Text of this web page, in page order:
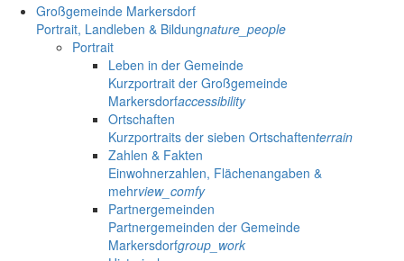
Großgemeinde Markersdorf
Portrait, Landleben & Bildungnature_people
Portrait
Leben in der Gemeinde
Kurzportrait der Großgemeinde
Markersdorfaccessibility
Ortschaften
Kurzportraits der sieben Ortschaftenterrain
Zahlen & Fakten
Einwohnerzahlen, Flächenangaben &
mehrview_comfy
Partnergemeinden
Partnergemeinden der Gemeinde
Markersdorfgroup_work